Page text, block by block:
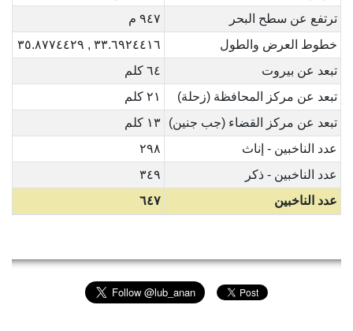
ترتفع عن سطح البحر
٩٤٧ م
خطوط العرض والطول
٣٣.٦٩٢٤٤١٦ , ٣٥.٨٧٧٤٤٢٩
تبعد عن بيروت
٦٤ كلم
تبعد عن مركز المحافظة (زحلة)
٢١ كلم
تبعد عن مركز القضاء (جب جنين)
١٣ كلم
عدد الناخبين - إناث
٢٩٨
عدد الناخبين - ذكر
٣٤٩
عدد الناخبين
٦٤٧